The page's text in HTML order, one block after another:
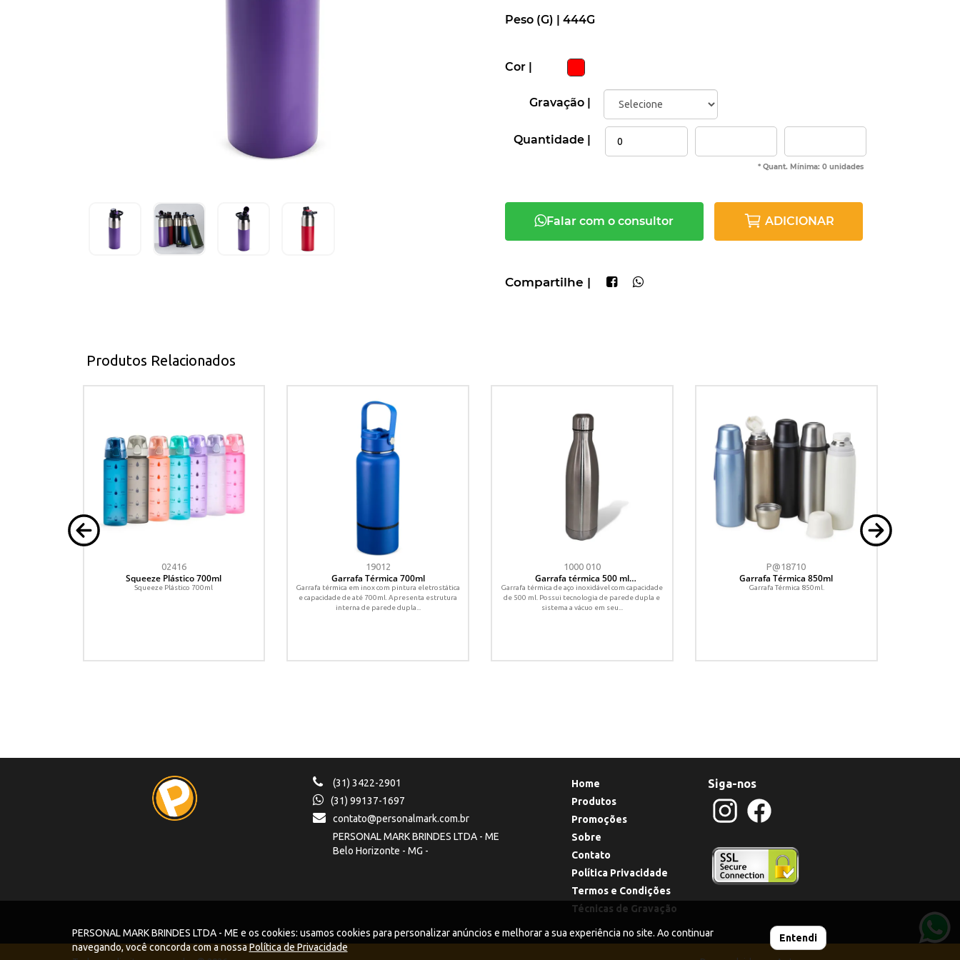
Peso (G) | 444G
Cor |
Gravação |
Quantidade |
* Quant. Mínima: 0 unidades
Falar com o consultor ADICIONAR
Compartilhe |
Produtos Relacionados
02416
Squeeze Plástico 700ml
Squeeze Plástico 700ml
19012
Garrafa Térmica 700ml
Garrafa térmica em inox com pintura eletrostática
e capacidade de até 700ml. Apresenta estrutura
interna de parede dupla...
1000 010
Garrafa térmica 500 ml
mod. GX-1
Garrafa térmica de aço inoxidável com capacidade
de 500 ml. Possui tecnologia de parede dupla e
sistema a vácuo em seu...
P@18710
Garrafa Térmica 850ml
Garrafa Térmica 850ml.
(31) 3422-2901
(31) 99137-1697
contato@personalmark.com.br
PERSONAL MARK BRINDES LTDA - ME
Belo Horizonte - MG -
Home
Produtos
Promoções
Sobre
Contato
Política Privacidade
Termos e Condições
Técnicas de Gravação
Siga-nos
PERSONAL MARK BRINDES LTDA - ME e os cookies: usamos cookies para personalizar anúncios e melhorar a sua experiência no site. Ao continuar
navegando, você concorda com a nossaPolítica de Privacidade
Entendi